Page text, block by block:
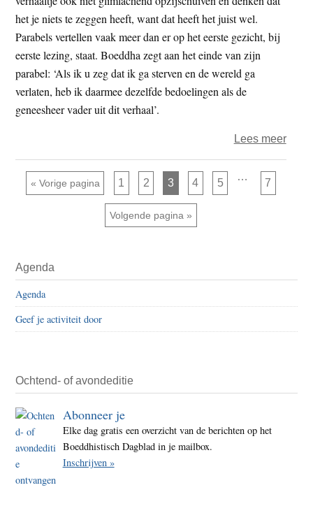
het je niets te zeggen heeft, want dat heeft het juist wel.
Parabels vertellen vaak meer dan er op het eerste gezicht, bij
eerste lezing, staat. Boeddha zegt aan het einde van zijn
parabel: ‘Als ik u zeg dat ik ga sterven en de wereld ga
verlaten, heb ik daarmee dezelfde bedoelingen als de
geneesheer vader uit dit verhaal’.
Lees meerover
« Ga naar
Vorige pagina Pagina
1 Pagina
2 Pagina
3 Pagina
4 Pagina
5
Interim
pagina's
… Pagina
7
Ga naar
Volgende pagina »
Sidebar
Agenda
Agenda
Geef je activiteit door
Ochtend- of avondeditie
Abonneer je
Elke dag gratis een overzicht van de berichten op het
Boeddhistisch Dagblad in je mailbox.
Inschrijven »